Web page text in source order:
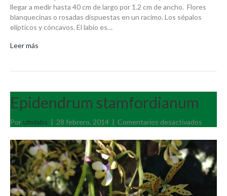
llegar a medir hasta 40 cm de largo por 1.2 cm de ancho. Flores
blanquecinas o rosadas dispuestas en un racimo. Los sépalos
elípticos y cóncavos. El labio es…
Leer más
Epidendrum stamfordianum
Por ufmlabs | 28 febrero, 2014 | Comentarios desactivados